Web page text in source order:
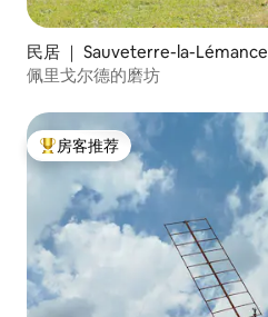
民居 ｜ Sauveterre-la-Lémance
佩里戈尔德的磨坊
热门「房客推荐」
房客推荐